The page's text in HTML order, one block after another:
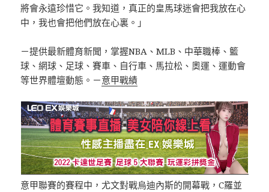
將會永遠珍惜它。我知道，真正的皇馬球迷會把我放在心
中，我也會把他們放在心裏。」
－提供最新體育新聞，掌握NBA、MLB、中華職棒、籃
球、網球、足球、賽車、自行車、馬拉松、奧運、運動會
等世界體壇動態。－意甲戰績
意甲聯賽的賽程中，尤文對戰烏迪內斯的開幕戰，C羅並